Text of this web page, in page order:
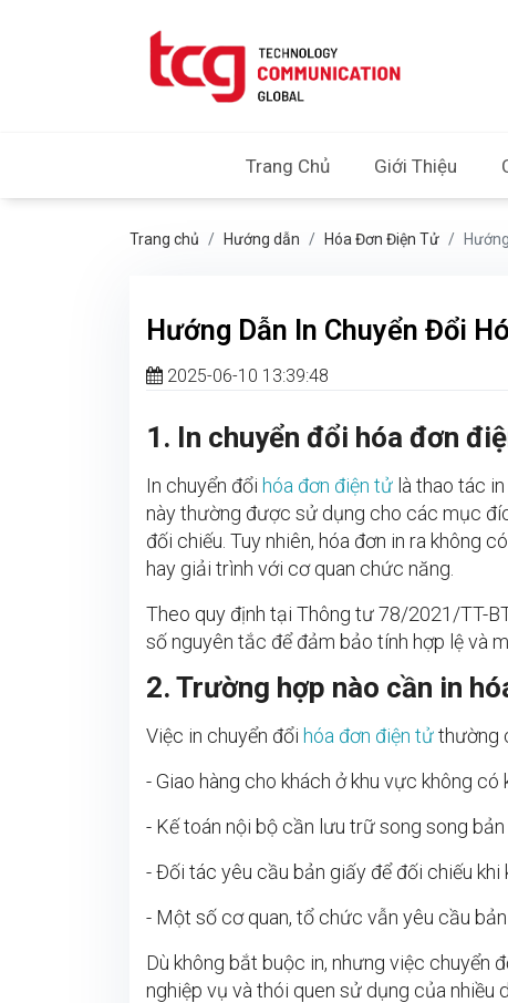
Trang Chủ Giới Thiệu
Trang chủ Hướng dẫn Hóa Đơn Điện Tử
Hướng Dẫn In Chuyển Đổi
2025-06-10 13:39:48
1. In chuyển đổi hóa đơn
In chuyển đổi hóa đơn điện tử là thao tác
này thường được sử dụng cho các mục
đối chiếu. Tuy nhiên, hóa đơn in ra không
hay giải trình với cơ quan chức năng.
Theo quy định tại Thông tư 78/2021/TT-
số nguyên tắc để đảm bảo tính hợp lệ và
2. Trường hợp nào cần in
Việc in chuyển đổi hóa đơn điện tửthường
- Giao hàng cho khách ở khu vực không
- Kế toán nội bộ cần lưu trữ song song
- Đối tác yêu cầu bản giấy để đối chiếu
- Một số cơ quan, tổ chức vẫn yêu cầu
Dù không bắt buộc in, nhưng việc chuyển
nghiệp vụ và thói quen sử dụng của nhiều